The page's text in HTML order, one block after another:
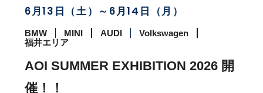
6月13日（土）～6月14日（月）
BMW MINI AUDI
Volkswagen
福井エリア
AOI SUMMER EXHIBITION 2026 開
催！！